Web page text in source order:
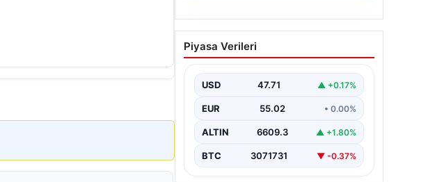
06.08.2026
Dumanlar ilçeyi kapladı:
Bursa’da tamirhanede
Piyasa Verileri
USD 47.71 ▲ +0.17%
EUR 55.02 • 0.00%
ALTIN 6609.3 ▲ +1.80%
BTC 3071731 ▼ -0.37%